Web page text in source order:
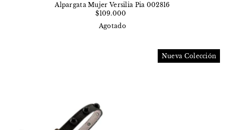
Alpargata Mujer Versilia Pia 002816
$109.000
Agotado
Nueva Colección